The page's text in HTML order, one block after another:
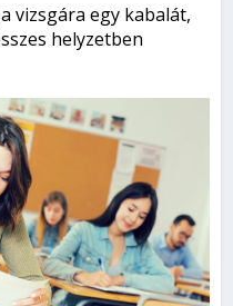
vizsgára egy kabalát,
helyzetben